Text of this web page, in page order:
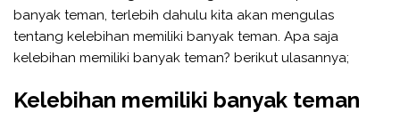
banyak teman, terlebih dahulu kita akan mengulas
tentang kelebihan memiliki banyak teman. Apa saja
kelebihan memiliki banyak teman? berikut ulasannya;
Kelebihan memiliki banyak teman